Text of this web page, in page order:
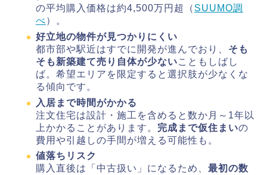
の平均購入価格は約4,500万円超（ SUUMO調
べ）。
好立地の物件が見つかりにくい
都市部や駅近はすでに開発が進んでおり、 そも
そも新築建て売り自体が少ないこともしばし
ば。希望エリアを限定すると選択肢が少なくな
る傾向です。
入居まで時間がかかる
注文住宅は設計・施工を含めると数か月～1年以
上かかることがあります。 完成まで仮住まいの
費用や引越しの手間が増える可能性も。
値落ちリスク
購入直後は「中古扱い」になるため、 最初の数